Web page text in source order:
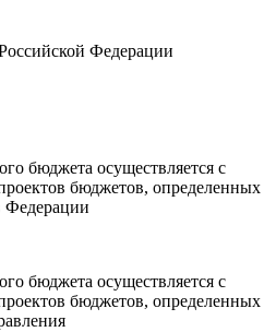
Федерации
бюджета осуществляется с
бюджетов, определенных
Федерации
бюджета осуществляется с
бюджетов, определенных